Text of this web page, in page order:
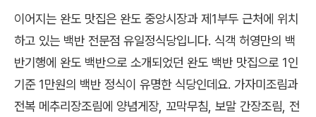
이어지는 완도 맛집은 완도 중앙시장과 제1부두 근처에 위치
하고 있는 백반 전문점 유일정식당입니다. 식객 허영만의 백
반기행에 완도 백반으로 소개되었던 완도 백반 맛집으로 1인
기준 1만원의 백반 정식이 유명한 식당인데요. 가자미조림과
전복 메추리장조림에 양념게장, 꼬막무침, 보말 간장조림, 전